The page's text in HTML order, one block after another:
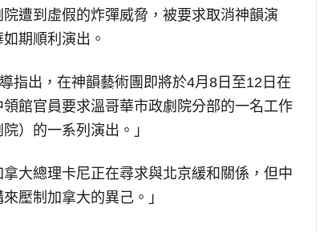
遭到虛假的炸彈威脅，被要求取消神韻演
期順利演出。
指出，在神韻藝術團即將於4月8日至12日在
館官員要求溫哥華市政劇院分部的一名工作
）的一系列演出。」
大總理卡尼正在尋求與北京緩和關係，但中
壓制加拿大的異己。」